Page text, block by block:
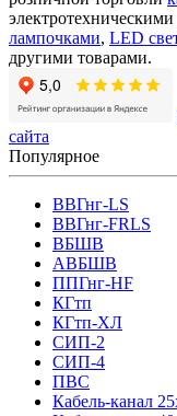
электротехническими
лампочками, LED
другими товарами.
сайта
Популярное
ВВГнг-LS
ВВГнг-FRLS
ВБШВ
АВБШВ
ППГнг-HF
КГтп
КГтп-ХЛ
СИП-2
СИП-4
ПВС
Кабель-канал